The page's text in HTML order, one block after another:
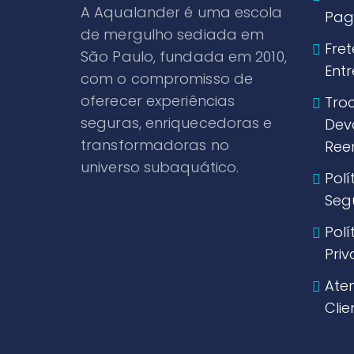
A Aqualander é uma escola
de mergulho sediada em
São Paulo, fundada em 2010,
com o compromisso de
oferecer experiências
seguras, enriquecedoras e
transformadoras no
universo subaquático.